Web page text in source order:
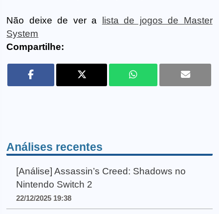
Não deixe de ver a
lista de jogos de Master
System
Compartilhe:
Análises recentes
[Análise] Assassin’s Creed: Shadows no
Nintendo Switch 2
22/12/2025 19:38